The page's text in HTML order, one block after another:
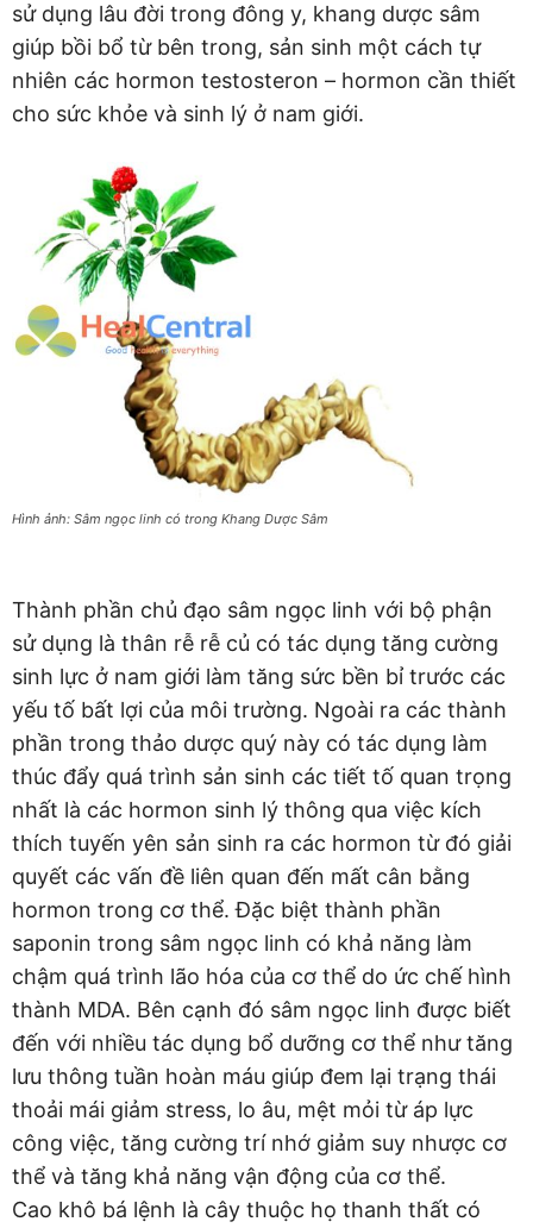
sử dụng lâu đời trong đông y, khang dược sâm
giúp bồi bổ từ bên trong, sản sinh một cách tự
nhiên các hormon testosteron – hormon cần thiết
cho sức khỏe và sinh lý ở nam giới.
Hình ảnh: Sâm ngọc linh có trong Khang Dược Sâm
Thành phần chủ đạo sâm ngọc linh với bộ phận
sử dụng là thân rễ rễ củ có tác dụng tăng cường
sinh lực ở nam giới làm tăng sức bền bỉ trước các
yếu tố bất lợi của môi trường. Ngoài ra các thành
phần trong thảo dược quý này có tác dụng làm
thúc đẩy quá trình sản sinh các tiết tố quan trọng
nhất là các hormon sinh lý thông qua việc kích
thích tuyến yên sản sinh ra các hormon từ đó giải
quyết các vấn đề liên quan đến mất cân bằng
hormon trong cơ thể. Đặc biệt thành phần
saponin trong sâm ngọc linh có khả năng làm
chậm quá trình lão hóa của cơ thể do ức chế hình
thành MDA. Bên cạnh đó sâm ngọc linh được biết
đến với nhiều tác dụng bổ dưỡng cơ thể như tăng
lưu thông tuần hoàn máu giúp đem lại trạng thái
thoải mái giảm stress, lo âu, mệt mỏi từ áp lực
công việc, tăng cường trí nhớ giảm suy nhược cơ
thể và tăng khả năng vận động của cơ thể.
Cao khô bá lệnh là cây thuộc họ thanh thất có